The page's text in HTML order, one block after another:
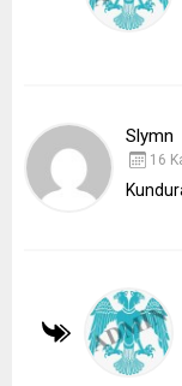
Slymn
16